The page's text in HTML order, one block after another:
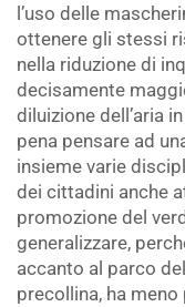
l’uso delle
ottenere gli stessi
nella riduzione di
decisamente
diluizione dell’aria
pena pensare ad
insieme varie
dei cittadini anche
promozione del
generalizzare,
accanto al parco
precollina, ha